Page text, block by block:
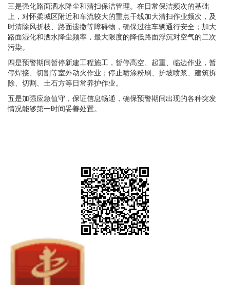
三是强化路面洒水降尘和清扫保洁管理。在日常保洁频次的基础
上，对怀柔城区附近和车流较大的重点干线加大清扫作业频次，及
时清除风折枝、路面遗撒等障碍物，确保过往车辆通行安全；加大
路面湿化和洒水降尘频率，最大限度的降低路面浮沉对空气的二次
污染。
四是预警期间暂停新建工程施工，暂停高空、起重、临边作业，暂
停焊接、切割等室外动火作业；停止喷涂粉刷、护坡喷浆、建筑拆
除、切割、土石方等日常养护作业。
五是加强应急值守，保证信息畅通，确保预警期间出现的各种突发
情况能够第一时间妥善处置。